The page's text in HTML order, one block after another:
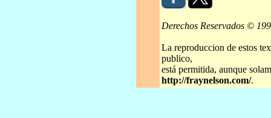
Derechos Reservados ©
La reproduccion de estos
publico,
está permitida, aunque
http://fraynelson.com/.